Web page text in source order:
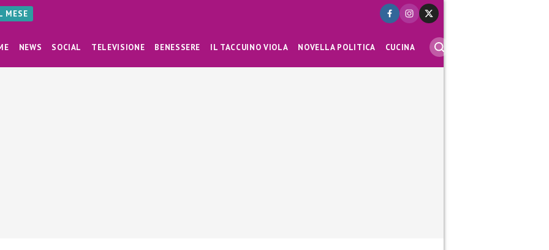
MESE
NEWS SOCIAL TELEVISIONE BENESSERE IL TACCUINO VIOLA NOVELLA POLITICA CUCINA